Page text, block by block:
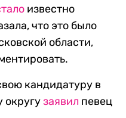
известно
что это было
области,
кандидатуру в
округузаявил певец